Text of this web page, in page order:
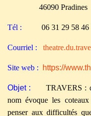
46090 Pradines
Tél : 06 31 29 58 46
Courriel :
Site web : https://
Objet :
TRAVERS :
nom évoque les
penser aux difficultés